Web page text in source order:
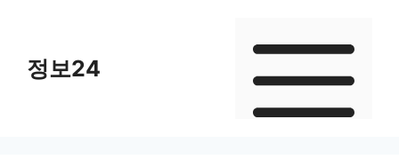
정보24